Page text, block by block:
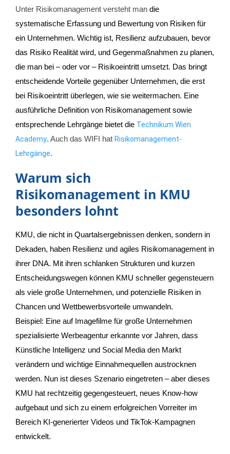
Unter Risikomanagement versteht man die
systematische Erfassung und Bewertung von Risiken für
ein Unternehmen. Wichtig ist, Resilienz aufzubauen, bevor
das Risiko Realität wird, und Gegenmaßnahmen zu planen,
die man bei – oder vor – Risikoeintritt umsetzt. Das bringt
entscheidende Vorteile gegenüber Unternehmen, die erst
bei Risikoeintritt überlegen, wie sie weitermachen. Eine
ausführliche Definition von Risikomanagement sowie
entsprechende Lehrgänge bietet die Technikum Wien
Academy. Auch das WIFI hat Risikomanagement-
Lehrgänge.
Warum sich
Risikomanagement in KMU
besonders lohnt
KMU, die nicht in Quartalsergebnissen denken, sondern in
Dekaden, haben Resilienz und agiles Risikomanagement in
ihrer DNA. Mit ihren schlanken Strukturen und kurzen
Entscheidungswegen können KMU schneller gegensteuern
als viele große Unternehmen, und potenzielle Risiken in
Chancen und Wettbewerbsvorteile umwandeln.
Beispiel: Eine auf Imagefilme für große Unternehmen
spezialisierte Werbeagentur erkannte vor Jahren, dass
Künstliche Intelligenz und Social Media den Markt
verändern und wichtige Einnahmequellen austrocknen
werden. Nun ist dieses Szenario eingetreten – aber dieses
KMU hat rechtzeitig gegengesteuert, neues Know-how
aufgebaut und sich zu einem erfolgreichen Vorreiter im
Bereich KI-generierter Videos und TikTok-Kampagnen
entwickelt.